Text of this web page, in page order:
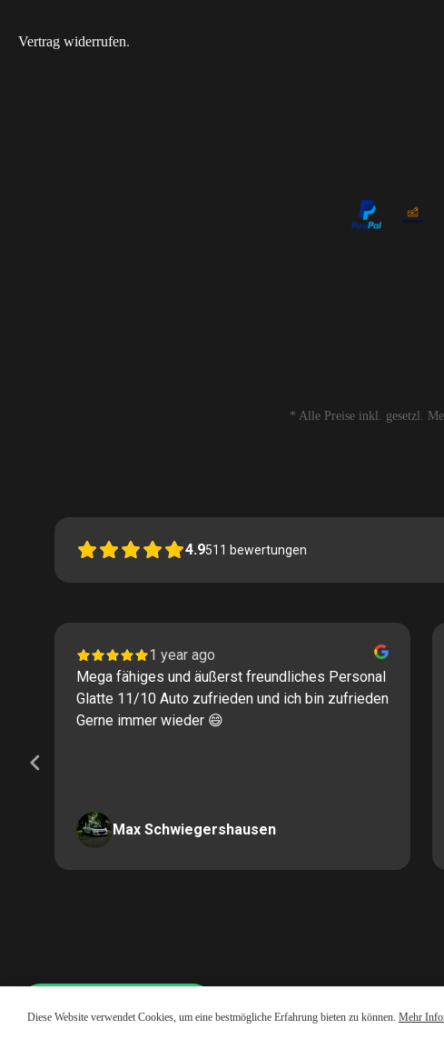
Vertrag widerrufen.
* Alle Preise inkl. gesetzl.
Diese Website verwendet Cookies, um eine bestmögliche Erfahrung bieten zu können. Mehr
4.9511 bewertungen
1 year ago
Mega fähiges und äußerst freundliches Personal
Glatte 11/10 Auto zufrieden und ich bin zufrieden
Gerne immer wieder 😄
Max Schwiegershausen